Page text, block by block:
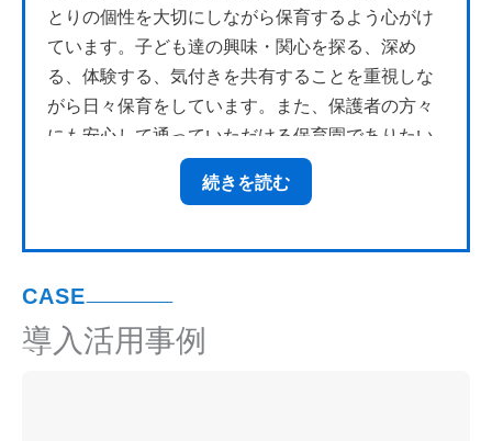
とりの個性を大切にしながら保育するよう心がけ
ています。子ども達の興味・関心を探る、深め
る、体験する、気付きを共有することを重視しな
がら日々保育をしています。また、保護者の方々
にも安心して通っていただける保育園でありたい
という思いから、コミュニケーションを通して信
頼関係を築くことを大事にしています。その中
取り、対話を重ねたうえで、保護者の皆様の気持
続きを読む
CASE
導入活用事例